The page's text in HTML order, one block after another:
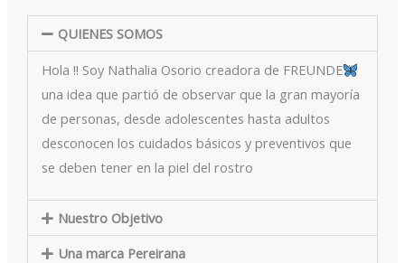
QUIENES SOMOS
Hola !! Soy Nathalia Osorio creadora de FREUNDE
una idea que partió de observar que la gran mayoría
de personas, desde adolescentes hasta adultos
desconocen los cuidados básicos y preventivos que
se deben tener en la piel del rostro
Nuestro Objetivo
Una marca Pereirana